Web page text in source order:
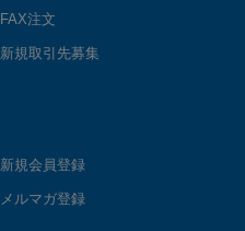
FAX注文
新規取引先募集
新規会員登録
メルマガ登録